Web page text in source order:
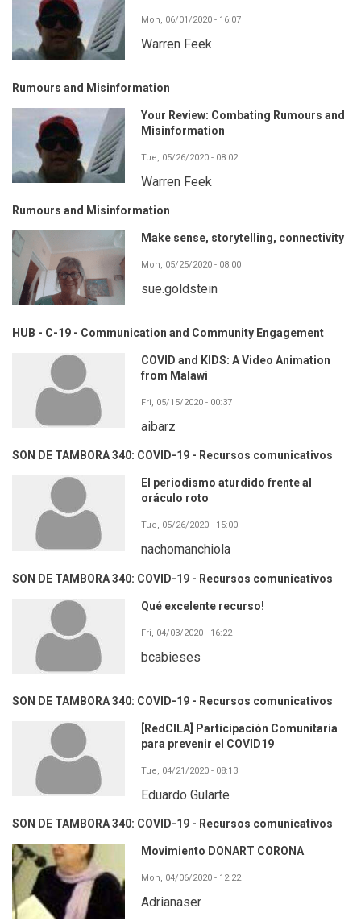
Mon, 06/01/2020 - 16:07
Warren Feek
Rumours and Misinformation
Your Review: Combating Rumours and
Misinformation
Tue, 05/26/2020 - 08:02
Warren Feek
Rumours and Misinformation
Make sense, storytelling, connectivity
Mon, 05/25/2020 - 08:00
sue.goldstein
HUB - C-19 - Communication and Community Engagement
COVID and KIDS: A Video Animation
from Malawi
Fri, 05/15/2020 - 00:37
aibarz
SON DE TAMBORA 340: COVID-19 - Recursos comunicativos
El periodismo aturdido frente al
oráculo roto
Tue, 05/26/2020 - 15:00
nachomanchiola
SON DE TAMBORA 340: COVID-19 - Recursos comunicativos
Qué excelente recurso!
Fri, 04/03/2020 - 16:22
bcabieses
SON DE TAMBORA 340: COVID-19 - Recursos comunicativos
[RedCILA] Participación Comunitaria
para prevenir el COVID19
Tue, 04/21/2020 - 08:13
Eduardo Gularte
SON DE TAMBORA 340: COVID-19 - Recursos comunicativos
Movimiento DONART CORONA
Mon, 04/06/2020 - 12:22
Adrianaser